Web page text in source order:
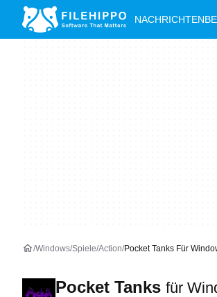
NACHRICHTEN
Windows Spiele Action Pocket Tanks Für
Pocket Tanks für